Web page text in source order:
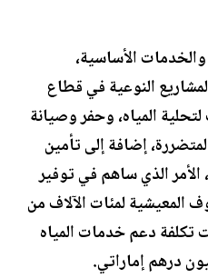
الأساسية،
النوعية في قطاع
المياه، وحفر وصيانة
إضافة إلى تأمين
الأمر الذي ساهم في توفير
المعيشية لمئات الآلاف من
تكلفة دعم خدمات المياه